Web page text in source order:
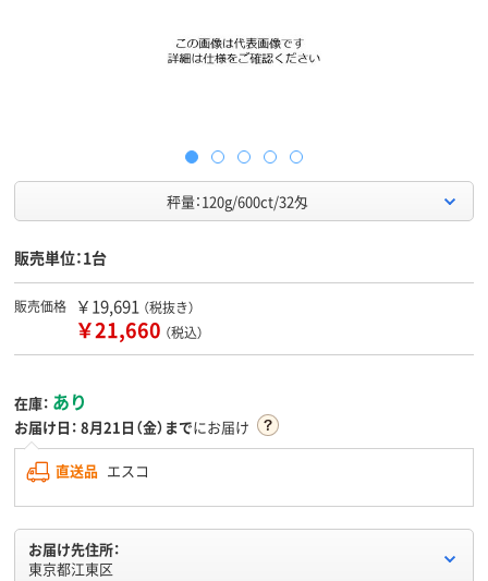
秤量：120g/600ct/32匁
販売単位：1台
販売価格 ￥19,691 （税抜き）
￥21,660 （税込）
在庫： あり
お届け日： 8月21日（金）までにお届け
直送品 エスコ
お届け先住所：
東京都江東区